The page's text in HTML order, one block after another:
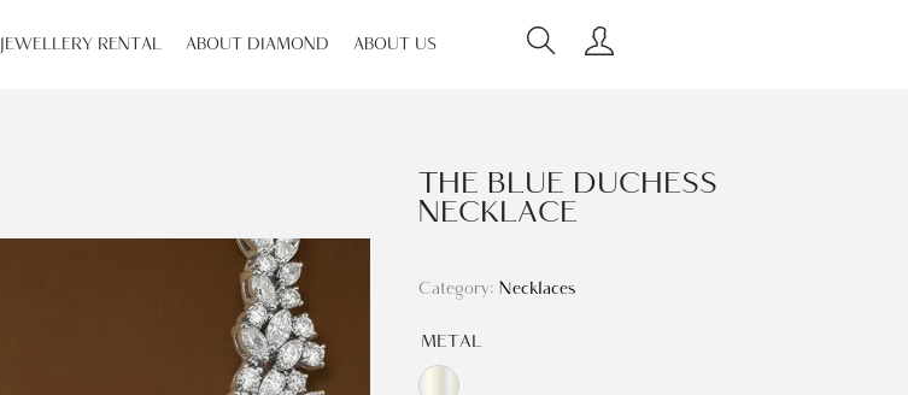
JEWELLERY RENTAL ABOUT DIAMOND ABOUT US
THE BLUE DUCHESS
NECKLACE
Category:Necklaces
METAL